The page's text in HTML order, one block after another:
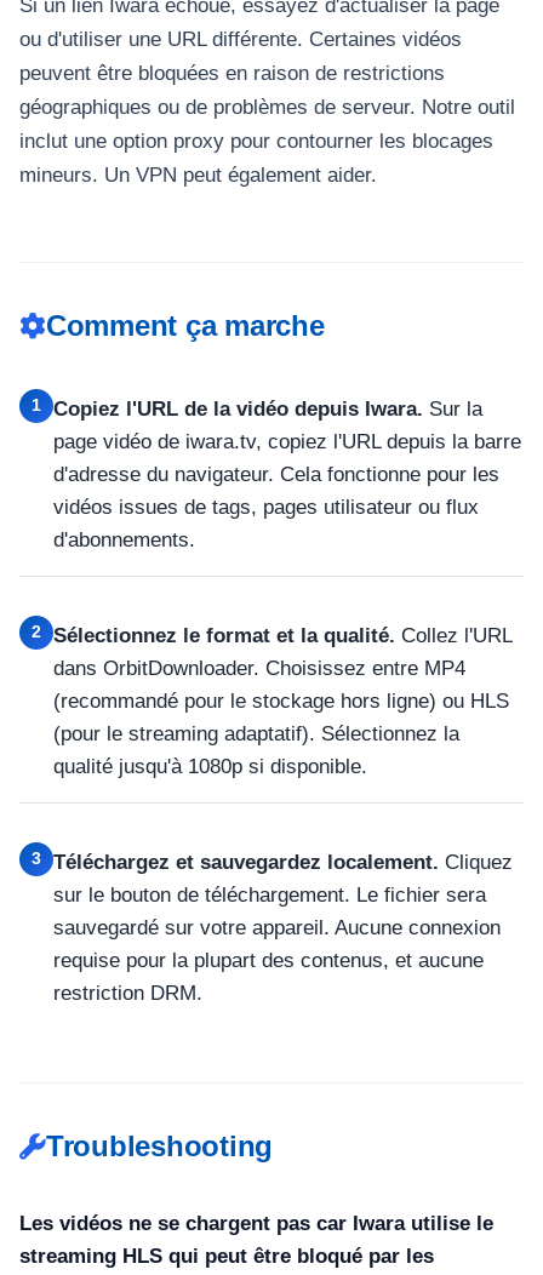
Si un lien Iwara échoue, essayez d'actualiser la page
ou d'utiliser une URL différente. Certaines vidéos
peuvent être bloquées en raison de restrictions
géographiques ou de problèmes de serveur. Notre outil
inclut une option proxy pour contourner les blocages
mineurs. Un VPN peut également aider.
Comment ça marche
1 Copiez l'URL de la vidéo depuis Iwara. Sur la
page vidéo de iwara.tv, copiez l'URL depuis la barre
d'adresse du navigateur. Cela fonctionne pour les
vidéos issues de tags, pages utilisateur ou flux
d'abonnements.
2 Sélectionnez le format et la qualité. Collez l'URL
dans OrbitDownloader. Choisissez entre MP4
(recommandé pour le stockage hors ligne) ou HLS
(pour le streaming adaptatif). Sélectionnez la
qualité jusqu'à 1080p si disponible.
3 Téléchargez et sauvegardez localement. Cliquez
sur le bouton de téléchargement. Le fichier sera
sauvegardé sur votre appareil. Aucune connexion
requise pour la plupart des contenus, et aucune
restriction DRM.
Troubleshooting
Les vidéos ne se chargent pas car Iwara utilise le
streaming HLS qui peut être bloqué par les